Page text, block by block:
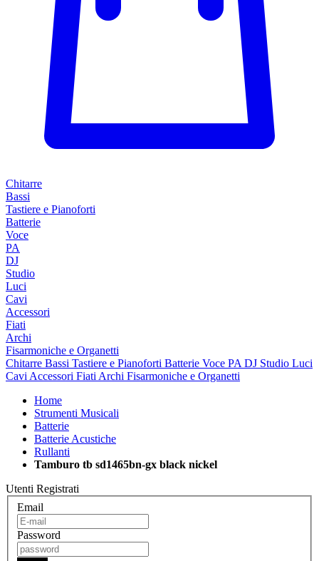
Chitarre
Bassi
Tastiere e Pianoforti
Batterie
Voce
PA
DJ
Studio
Luci
Cavi
Accessori
Fiati
Archi
Fisarmoniche e Organetti
Chitarre Bassi Tastiere e Pianoforti Batterie Voce PA DJ Studio Luci
Cavi Accessori Fiati Archi Fisarmoniche e Organetti
Home
Strumenti Musicali
Batterie
Batterie Acustiche
Rullanti
Tamburo tb sd1465bn-gx black nickel
Utenti Registrati
Email
Password